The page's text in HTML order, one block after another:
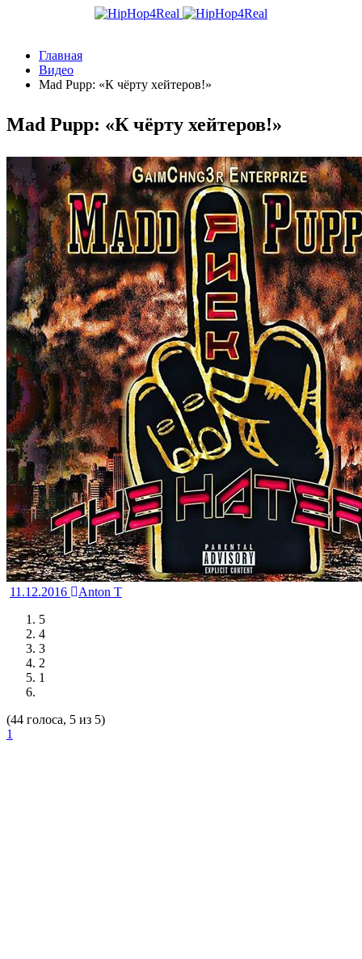
Главная
Видео
Mad Pupp: «К чёрту хейтеров!»
Mad Pupp: «К чёрту хейтеров!»
11.12.2016
Anton T
5
4
3
2
1
(44 голоса, 5 из 5)
1